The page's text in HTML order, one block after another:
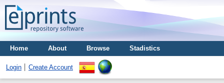
Home About Browse Stadistics
Login Create Account